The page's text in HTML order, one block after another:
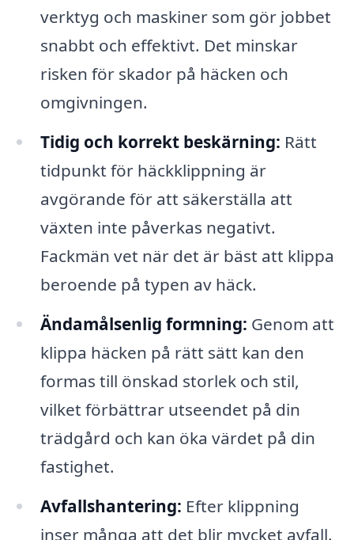
verktyg och maskiner som gör jobbet
snabbt och effektivt. Det minskar
risken för skador på häcken och
omgivningen.
Tidig och korrekt beskärning: Rätt
tidpunkt för häckklippning är
avgörande för att säkerställa att
växten inte påverkas negativt.
Fackmän vet när det är bäst att klippa
beroende på typen av häck.
Ändamålsenlig formning: Genom att
klippa häcken på rätt sätt kan den
formas till önskad storlek och stil,
vilket förbättrar utseendet på din
trädgård och kan öka värdet på din
fastighet.
Avfallshantering: Efter klippning
inser många att det blir mycket avfall.